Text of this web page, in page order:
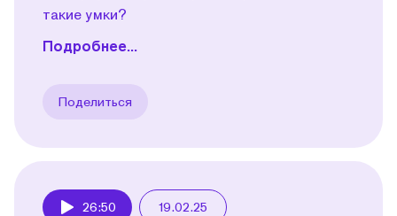
такие умки?
Подробнее...
Поделиться
26:50 19.02.25